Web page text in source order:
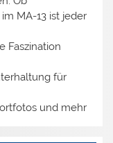
MA-13 ist jeder
Faszination
für
und mehr